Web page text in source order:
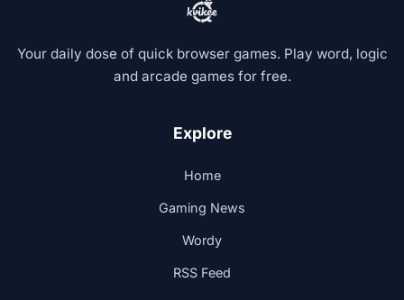
Your daily dose of quick browser games. Play word, logic
and arcade games for free.
Explore
Home
Gaming News
Wordy
RSS Feed